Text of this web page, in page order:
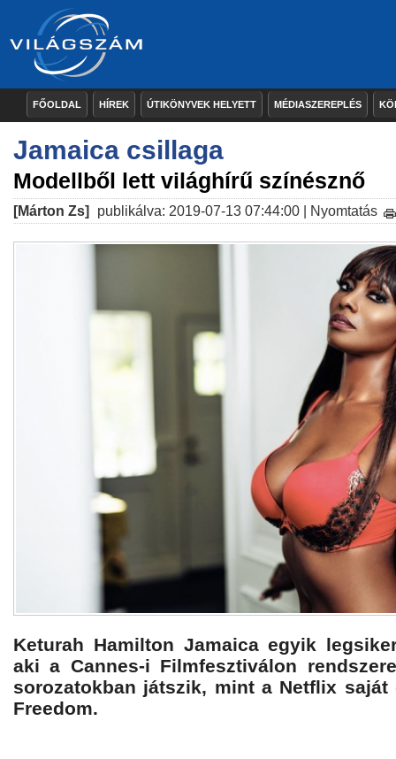
FŐOLDAL HÍREK ÚTIKÖNYVEK HELYETT MÉDIASZEREPLÉS
Jamaica csillaga
Modellből lett világhírű színésznő
[Márton Zs] publikálva: 2019-07-13 07:44:00 | Nyomtatás
Keturah Hamilton Jamaica egyik
aki a Cannes-i Filmfesztiválon
sorozatokban játszik, mint a Netflix saját
Freedom.